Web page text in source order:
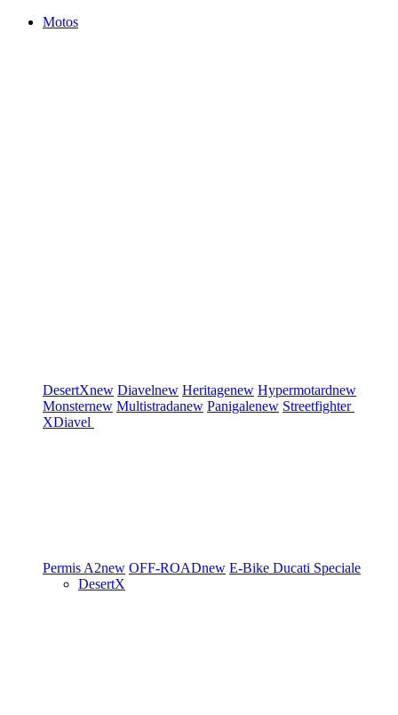
Motos
DesertXnew Diavelnew Heritagenew Hypermotardnew
Monsternew Multistradanew Panigalenew Streetfighter
XDiavel
Permis A2new OFF-ROADnew E-Bike Ducati Speciale
DesertX